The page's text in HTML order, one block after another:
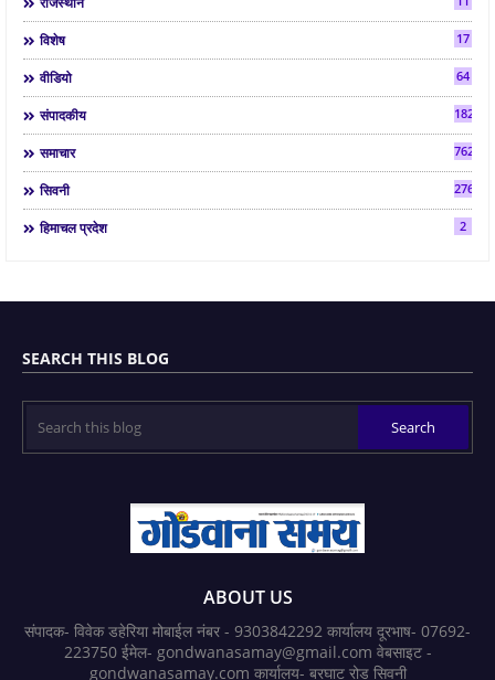
विशेष 17
वीडियो 64
संपादकीय 182
समाचार 7624
सिवनी 2763
हिमाचल प्रदेश 2
SEARCH THIS BLOG
ABOUT US
संपादक- विवेक डहेरिया मोबाईल नंबर - 9303842292 कार्यालय दूरभाष- 07692-
223750 ईमेल- gondwanasamay@gmail.com वेबसाइट -
gondwanasamay.com कार्यालय- बरघाट रोड सिवनी